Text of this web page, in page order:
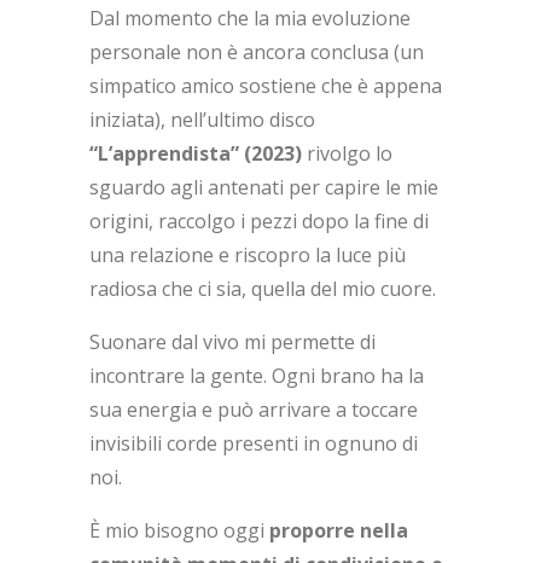
Dal momento che la mia evoluzione
personale non è ancora conclusa (un
simpatico amico sostiene che è appena
iniziata), nell’ultimo disco
“L’apprendista” (2023) rivolgo lo
sguardo agli antenati per capire le mie
origini, raccolgo i pezzi dopo la fine di
una relazione e riscopro la luce più
radiosa che ci sia, quella del mio cuore.
Suonare dal vivo mi permette di
incontrare la gente. Ogni brano ha la
sua energia e può arrivare a toccare
invisibili corde presenti in ognuno di
noi.
È mio bisogno oggi proporre nella